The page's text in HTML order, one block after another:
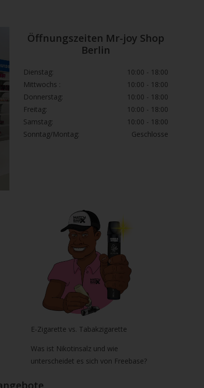
Öffnungszeiten Mr-joy Shop
Berlin
Dienstag:
10:00 - 18:00
Mittwochs :
10:00 - 18:00
Donnerstag:
10:00 - 18:00
Freitag:
10:00 - 18:00
Samstag:
10:00 - 18:00
Sonntag/Montag:
Geschlosse
E-Zigarette vs. Tabakzigarette
Was ist Nikotinsalz und wie
unterscheidet es sich von Freebase?